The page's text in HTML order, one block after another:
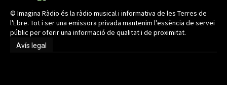
© Imagina Ràdio és la ràdio musical i informativa de les Terres de
l'Ebre. Tot i ser una emissora privada mantenim l'essència de servei
públic per oferir una informació de qualitat i de proximitat.
Avís legal